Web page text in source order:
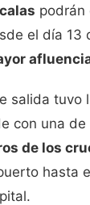
podrán
el día 13
salida tuvo
con una
de los
hasta